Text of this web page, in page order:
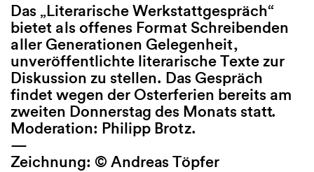
Das „Literarische Werkstattgespräch“
bietet als offenes Format Schreibenden
aller Generationen Gelegenheit,
unveröffentlichte literarische Texte zur
Diskussion zu stellen. Das Gespräch
findet wegen der Osterferien bereits am
zweiten Donnerstag des Monats statt.
Moderation: Philipp Brotz.
—
Zeichnung: © Andreas Töpfer